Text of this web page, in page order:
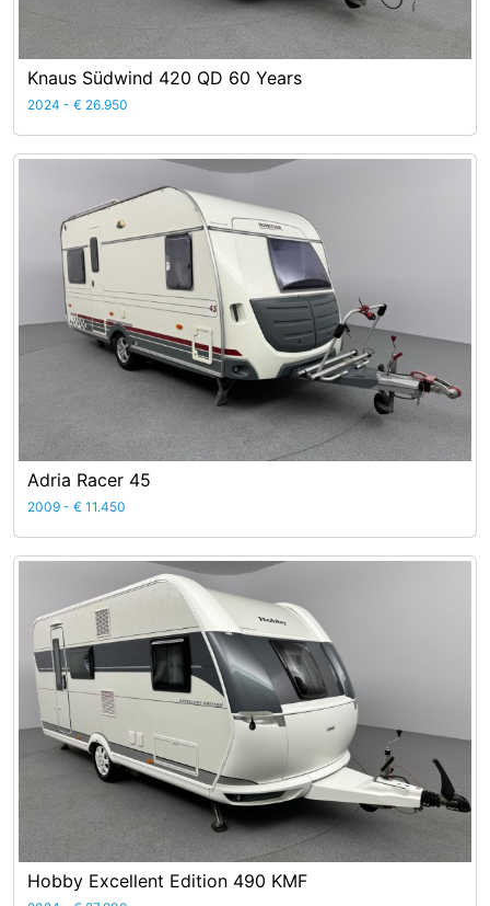
Knaus Südwind 420 QD 60 Years
2024 - € 26.950
Adria Racer 45
2009 - € 11.450
Hobby Excellent Edition 490 KMF